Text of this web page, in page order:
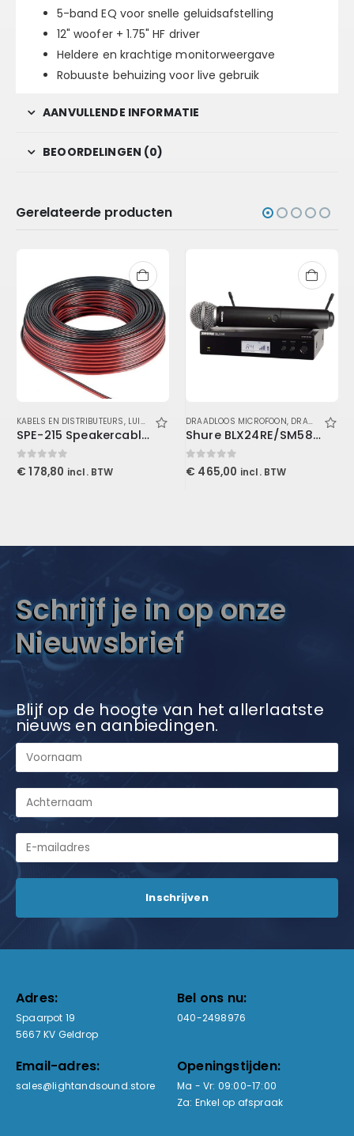
5-band EQ voor snelle geluidsafstelling
12" woofer + 1.75" HF driver
Heldere en krachtige monitorweergave
Robuuste behuizing voor live gebruik
AANVULLENDE INFORMATIE
BEOORDELINGEN (0)
Gerelateerde producten
,LUIDSPREKERS
KABELS EN DISTRIBUTEURS, LUIDSPREKERKABELS ,LUIDSPREKERS,PREFAB GELUIDS
SPE-215 Speakercable Red/Black 2×1.5mmý 100m ring
0out of 5
€ 178,80 incl. BTW
DRAADLOOS MICROFOON, DRAADLOOS MICROFOON
Shure BLX24RE/SM58-K14 draadloos handheld systeem (614 – 638 MHz)
0out of 5
€ 465,00 incl. BTW
Schrijf je in op onze
Nieuwsbrief
Blijf op de hoogte van het allerlaatste
nieuws en aanbiedingen.
Adres:
Spaarpot 19
5667 KV Geldrop
Bel ons nu:
040-2498976
Email-adres:
sales@lightandsound.store
Openingstijden:
Ma - Vr: 09:00-17:00
Za: Enkel op afspraak